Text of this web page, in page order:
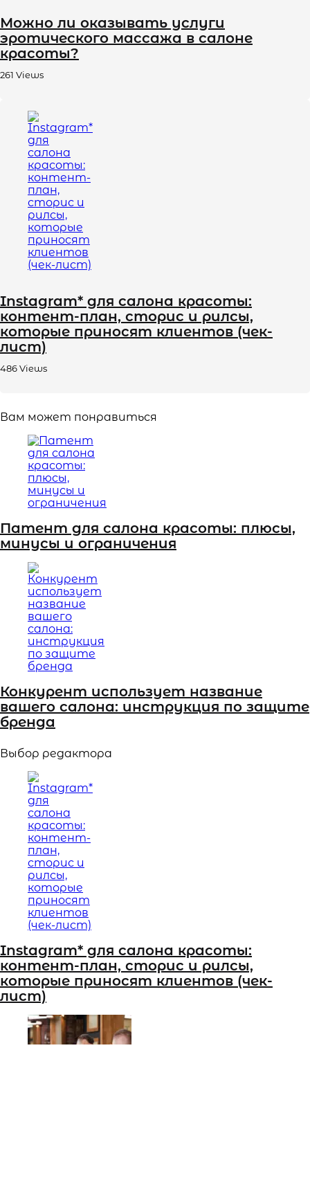
Можно ли оказывать услуги
эротического массажа в салоне
красоты?
261 Views
Instagram* для салона красоты:
контент-план, сторис и рилсы,
которые приносят клиентов (чек-
лист)
486Views
Вам может понравиться
Патент для салона красоты: плюсы,
минусы и ограничения
Конкурент использует название
вашего салона: инструкция по защите
бренда
Выбор редактора
Instagram* для салона красоты:
контент-план, сторис и рилсы,
которые приносят клиентов (чек-
лист)